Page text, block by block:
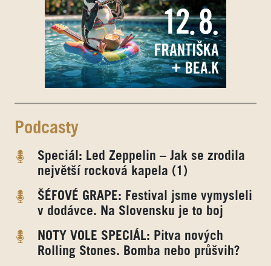
Podcasty
Speciál: Led Zeppelin – Jak se zrodila
největší rocková kapela (1)
ŠÉFOVÉ GRAPE: Festival jsme vymysleli
v dodávce. Na Slovensku je to boj
NOTY VOLE SPECIÁL: Pitva nových
Rolling Stones. Bomba nebo průšvih?